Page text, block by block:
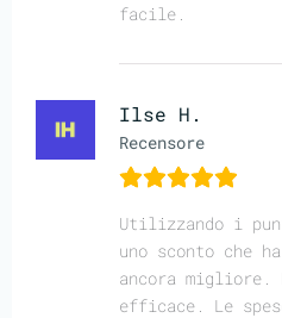
facile.
Ilse H.
Recensore
Utilizzando i
uno sconto che
ancora
efficace. Le